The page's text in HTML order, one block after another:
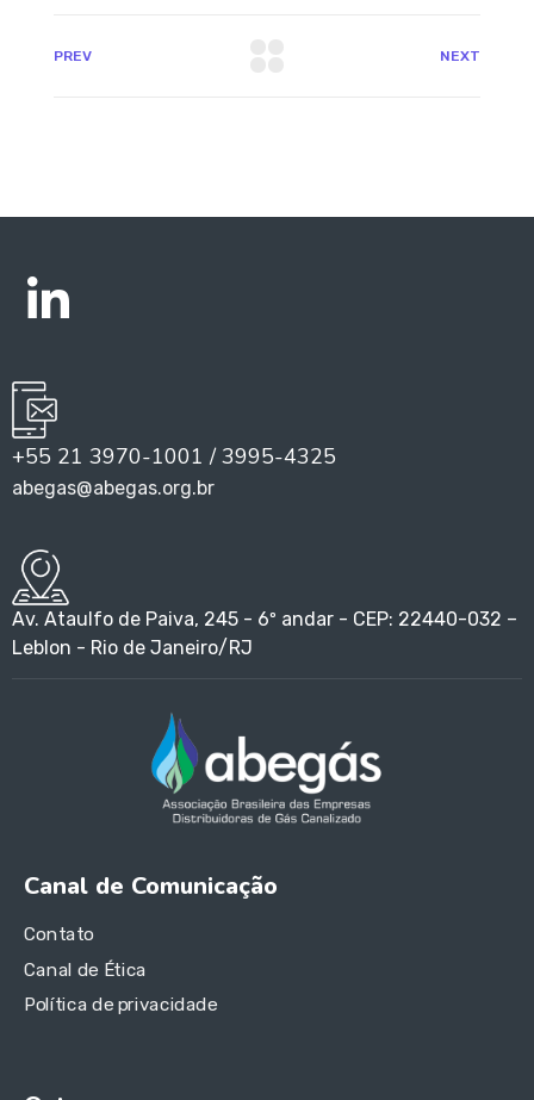
PREV NEXT
+55 21 3970-1001 / 3995-4325
abegas@abegas.org.br
Av. Ataulfo de Paiva, 245 - 6º andar - CEP: 22440-032 –
Leblon - Rio de Janeiro/RJ
Canal de Comunicação
Contato
Canal de Ética
Política de privacidade